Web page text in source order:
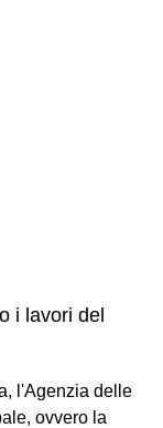
i lavori del
l'Agenzia delle
ovvero la